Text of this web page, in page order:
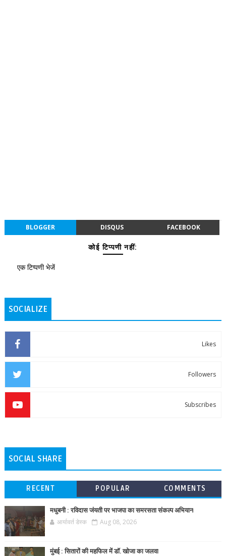
BLOGGER DISQUS FACEBOOK
कोई टिप्पणी नहीं:
एक टिप्पणी भेजें
SOCIALIZE
Likes
Followers
Subscribes
SOCIAL SHARE
RECENT POPULAR COMMENTS
मधुबनी : रविदास जंयती पर भाजपा का समरसता संकल्प अभियान
आर्यावर्त डेस्क Aug 08, 2026
मुंबई : सितारों की महफिल में डॉ. खोजा का जलवा